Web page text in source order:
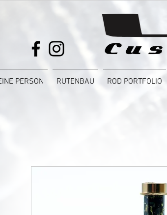
PERSON RUTENBAU ROD PORTFOLIO